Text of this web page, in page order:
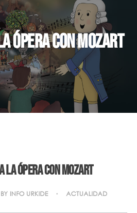
ópera con Mozart
la ópera con Mozart
BY INFO URKIDE ACTUALIDAD